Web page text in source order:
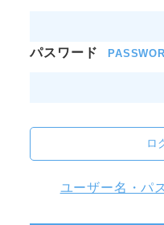
パスワード
ロ
ユーザー名・パ